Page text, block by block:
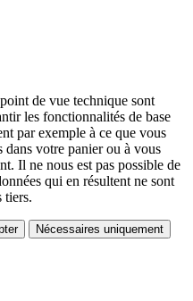
de vue technique sont
les fonctionnalités de base
par exemple à ce que vous
dans votre panier ou à vous
Il ne nous est pas possible de
qui en résultent ne sont
tiers.
Nécessaires uniquement